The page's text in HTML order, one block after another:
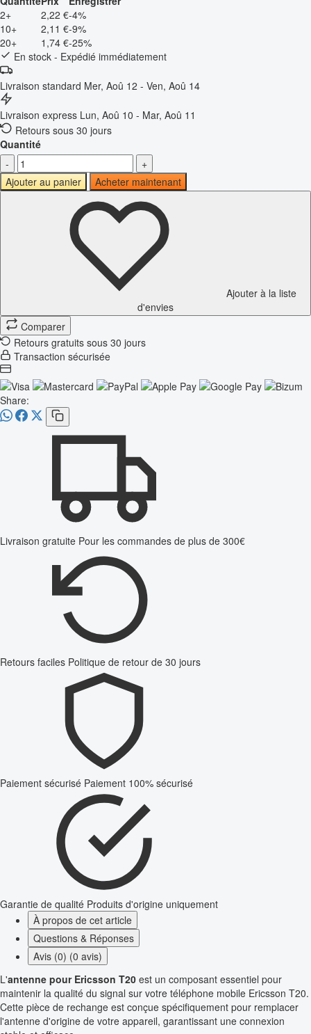
2+
2,22 €-4%
10+
2,11 €-9%
20+
1,74 €-25%
En stock - Expédié immédiatement
Livraison standard Mer, Aoû 12 - Ven, Aoû 14
Livraison express Lun, Aoû 10 - Mar, Aoû 11
Retours sous 30 jours
Quantité
-
+
Ajouter au panier
Acheter maintenant
Ajouter à la liste
d'envies
Comparer
Retours gratuits sous 30 jours
Transaction sécurisée
Share:
Livraison gratuite Pour les commandes de plus de 300€
Retours faciles Politique de retour de 30 jours
Paiement sécurisé Paiement 100% sécurisé
Garantie de qualité Produits d'origine uniquement
À propos de cet article
Questions & Réponses
Avis (0) (0 avis)
L'antenne pour Ericsson T20 est un composant essentiel pour
maintenir la qualité du signal sur votre téléphone mobile Ericsson T20.
Cette pièce de rechange est conçue spécifiquement pour remplacer
l'antenne d'origine de votre appareil, garantissant une connexion